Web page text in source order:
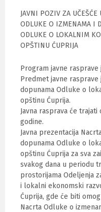
JAVNI POZIV ZA UČEŠĆE
ODLUKE O IZMENAMA I
ODLUKE O LOKALNIM
OPŠTINU ĆUPRIJA
Program javne rasprave
Predmet javne
dopunama Odluke o
opštinu Ćuprija.
Javna rasprava će trajati
godine.
Javna prezentacija
dopunama Odluke o
opštinu Ćuprija za sva
svakog dana u periodu
prostorijama Odeljenja
i lokalni ekonomski
Ćuprija, gde će biti
Nacrta Odluke o